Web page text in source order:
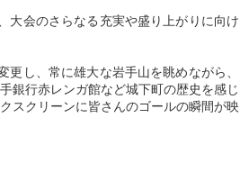
大会のさらなる充実や盛り上がりに向け
し、常に雄大な岩手山を眺めながら、
銀行赤レンガ館など城下町の歴史を感じ
スクリーンに皆さんのゴールの瞬間が映